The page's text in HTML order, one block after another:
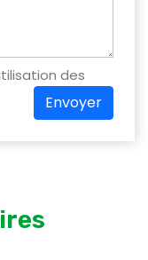
des
Envoyer